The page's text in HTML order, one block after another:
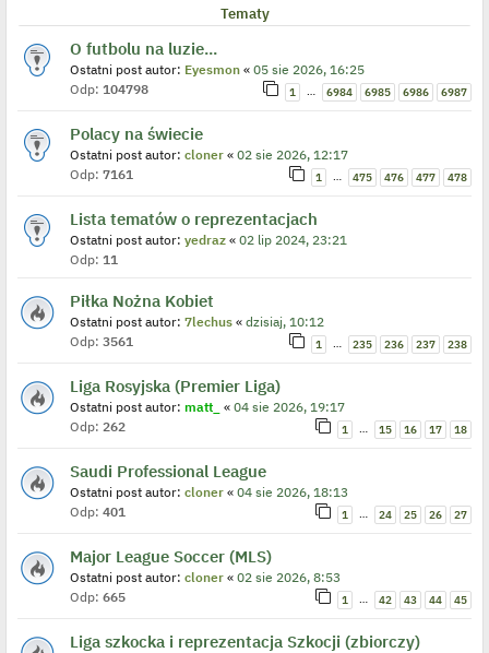
Tematy
O futbolu na luzie...
Ostatni post autor: Eyesmon « 05 sie 2026, 16:25
Odp: 104798 1 … 6984 6985 6986 6987
Polacy na świecie
Ostatni post autor: cloner « 02 sie 2026, 12:17
Odp: 7161 1 … 475 476 477 478
Lista tematów o reprezentacjach
Ostatni post autor: yedraz « 02 lip 2024, 23:21
Odp: 11
Piłka Nożna Kobiet
Ostatni post autor: 7lechus « dzisiaj, 10:12
Odp: 3561 1 … 235 236 237 238
Liga Rosyjska (Premier Liga)
Ostatni post autor: matt_ « 04 sie 2026, 19:17
Odp: 262 1 … 15 16 17 18
Saudi Professional League
Ostatni post autor: cloner « 04 sie 2026, 18:13
Odp: 401 1 … 24 25 26 27
Major League Soccer (MLS)
Ostatni post autor: cloner « 02 sie 2026, 8:53
Odp: 665 1 … 42 43 44 45
Liga szkocka i reprezentacja Szkocji (zbiorczy)